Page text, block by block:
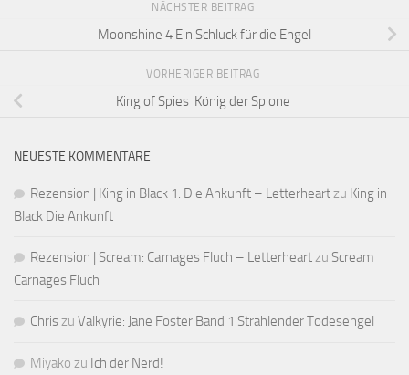
NÄCHSTER BEITRAG
Moonshine 4 Ein Schluck für die Engel
VORHERIGER BEITRAG
King of Spies König der Spione
NEUESTE KOMMENTARE
Rezension | King in Black 1: Die Ankunft – Letterheartzu King in
Black Die Ankunft
Rezension | Scream: Carnages Fluch – Letterheartzu Scream
Carnages Fluch
Chriszu Valkyrie: Jane Foster Band 1 Strahlender Todesengel
Miyako zu Ich der Nerd!